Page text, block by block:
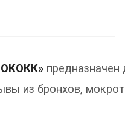
из бронхов,